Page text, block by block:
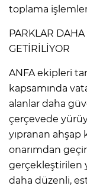
toplama
PARKLAR
GETİRİLİYOR
ANFA ekipleri
kapsamında
alanlar daha
çerçevede
yıpranan ahşap
onarımdan
gerçekleştirilen
daha düzenli,